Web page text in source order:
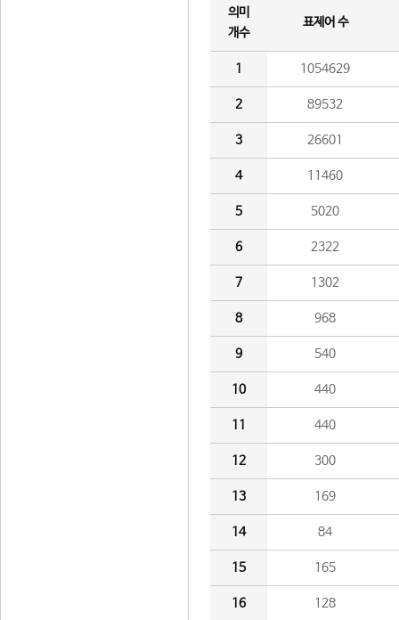
의미
개수
표제어 수
1 1054629
2 89532
3 26601
4 11460
5 5020
6 2322
7 1302
8 968
9 540
10 440
11 440
12 300
13 169
14 84
15 165
16 128